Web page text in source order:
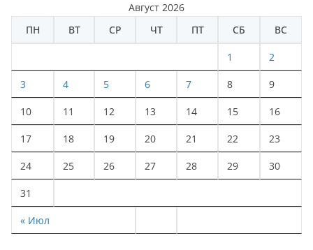
Август 2026
ПН
ВТ СР ЧТ ПТ СБ ВС
« Июл
1 2
3 4 5 6 7 8 9
10 11 12 13 14 15 16
17 18 19 20 21 22 23
24 25 26 27 28 29 30
31